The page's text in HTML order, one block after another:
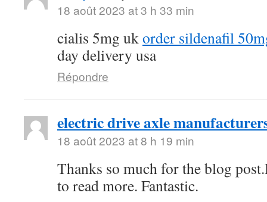
18 août 2023 at 3 h 33 min
cialis 5mg ukorder sildenafil
day delivery usa
Répondre
electric drive axle
18 août 2023 at 8 h 19 min
Thanks so much for the blog
to read more. Fantastic.